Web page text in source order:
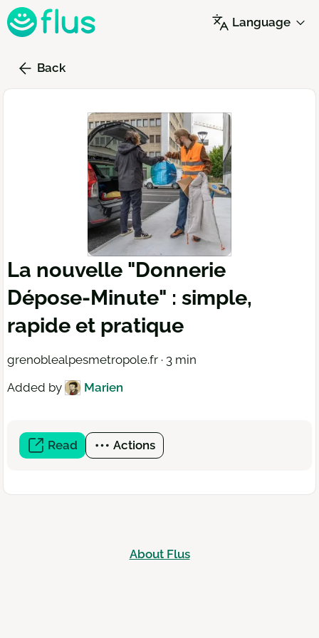
Skip
to
content
Language
Back
La nouvelle "Donnerie
Dépose-Minute" : simple,
rapide et pratique
grenoblealpesmetropole.fr · 3 min
Added by
Marien
Read (open
a
window)
Actions
About Flus